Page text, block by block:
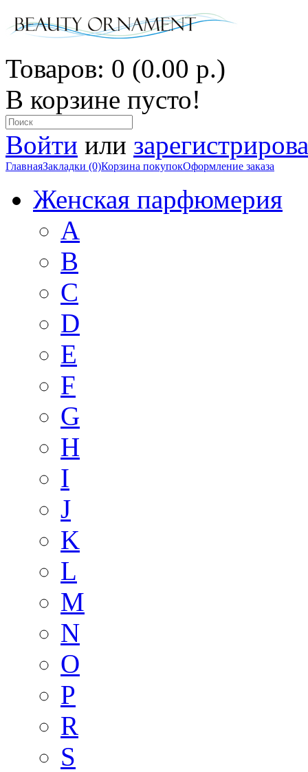
Товаров: 0 (0.00 р.)
В корзине пусто!
Войти или
ГлавнаяЗакладки (0)Корзина покупокОформление заказа
Женская парфюмерия
A
B
C
D
E
F
G
H
I
J
K
L
M
N
O
P
R
S